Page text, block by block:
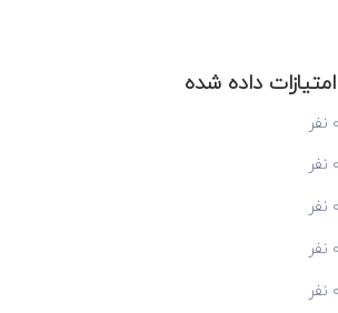
داده شده
0 نفر
0 نفر
0 نفر
0 نفر
0 نفر